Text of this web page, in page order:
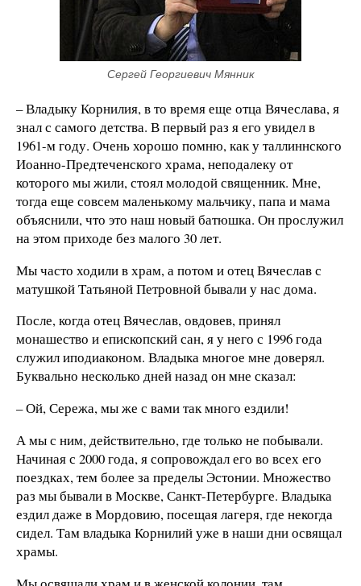
Сергей Георгиевич Мянник
– Владыку Корнилия, в то время еще отца Вячеслава, я
знал с самого детства. В первый раз я его увидел в
1961-м году. Очень хорошо помню, как у таллиннского
Иоанно-Предтеченского храма, неподалеку от
которого мы жили, стоял молодой священник. Мне,
тогда еще совсем маленькому мальчику, папа и мама
объяснили, что это наш новый батюшка. Он прослужил
на этом приходе без малого 30 лет.
Мы часто ходили в храм, а потом и отец Вячеслав с
матушкой Татьяной Петровной бывали у нас дома.
После, когда отец Вячеслав, овдовев, принял
монашество и епископский сан, я у него с 1996 года
служил иподиаконом. Владыка многое мне доверял.
Буквально несколько дней назад он мне сказал:
– Ой, Сережа, мы же с вами так много ездили!
А мы с ним, действительно, где только не побывали.
Начиная с 2000 года, я сопровождал его во всех его
поездках, тем более за пределы Эстонии. Множество
раз мы бывали в Москве, Санкт-Петербурге. Владыка
ездил даже в Мордовию, посещая лагеря, где некогда
сидел. Там владыка Корнилий уже в наши дни освящал
храмы.